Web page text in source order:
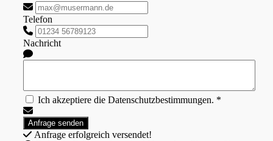
Telefon
Nachricht
Ich akzeptiere die Datenschutzbestimmungen. *
Anfrage erfolgreich versendet!